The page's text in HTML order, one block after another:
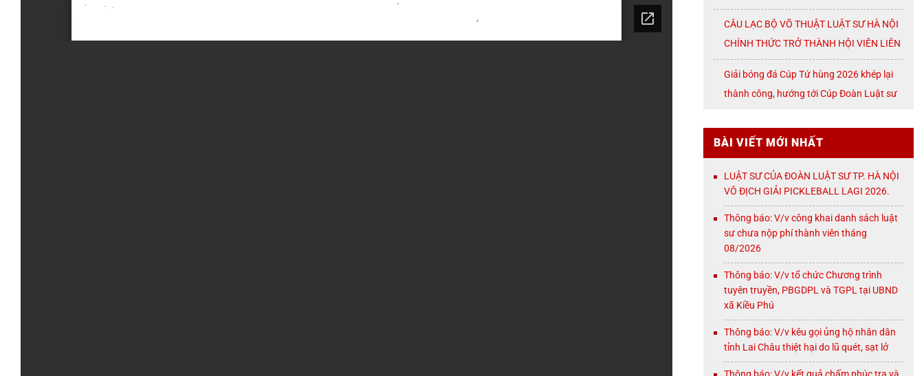
08/8/2026 ( thứ Bảy)
CÂU LẠC BỘ VÕ THUẬT LUẬT SƯ HÀ NỘI
CHÍNH THỨC TRỞ THÀNH HỘI VIÊN LIÊN
ĐOÀN VÕ CỔ TRUYỀN THÀNH PHỐ HÀ
Giải bóng đá Cúp Tứ hùng 2026 khép lại
thành công, hướng tới Cúp Đoàn Luật sư
BÀI VIẾT MỚI NHẤT
LUẬT SƯ CỦA ĐOÀN LUẬT SƯ TP. HÀ NỘI
VÔ ĐỊCH GIẢI PICKLEBALL LAGI 2026.
Thông báo: V/v công khai danh sách luật
sư chưa nộp phí thành viên tháng
08/2026
Thông báo: V/v tổ chức Chương trình
tuyên truyền, PBGDPL và TGPL tại UBND
xã Kiều Phú
Thông báo: V/v kêu gọi ủng hộ nhân dân
tỉnh Lai Châu thiệt hại do lũ quét, sạt lở
Thông báo: V/v kết quả chấm phúc tra và